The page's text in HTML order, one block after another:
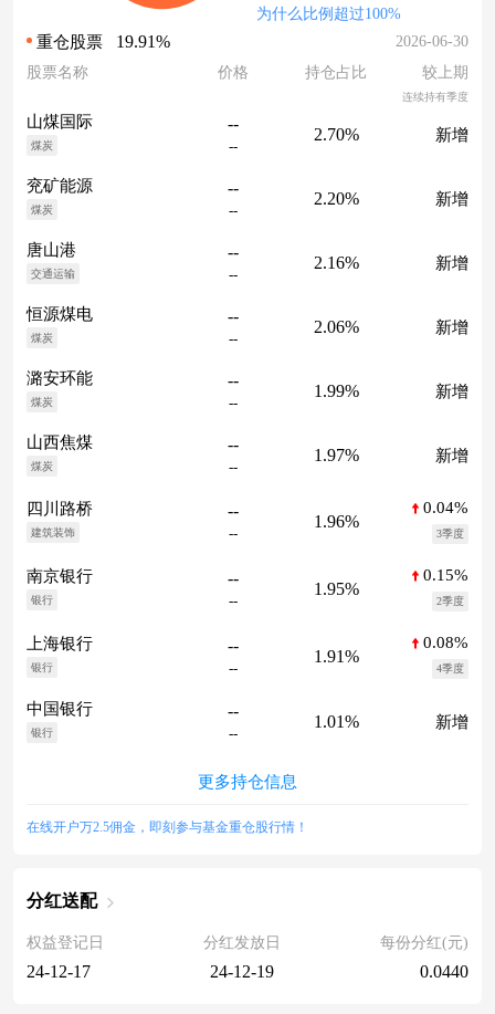
为什么比例超过100%
重仓股票 19.91%
2026-06-30
股票名称
价格 持仓占比 较上期
连续持有季度
山煤国际
煤炭
--
--
2.70% 新增
兖矿能源
煤炭
--
--
2.20% 新增
唐山港
交通运输
--
--
2.16% 新增
恒源煤电
煤炭
--
--
2.06% 新增
潞安环能
煤炭
--
--
1.99% 新增
山西焦煤
煤炭
--
--
1.97% 新增
四川路桥
建筑装饰
--
--
1.96%
0.04%
3季度
南京银行
银行
--
--
1.95%
0.15%
2季度
上海银行
银行
--
--
1.91%
0.08%
4季度
中国银行
银行
--
--
1.01% 新增
更多持仓信息
在线开户万2.5佣金，即刻参与基金重仓股行情！
分红送配
权益登记日
24-12-17
分红发放日
24-12-19
每份分红(元)
0.0440